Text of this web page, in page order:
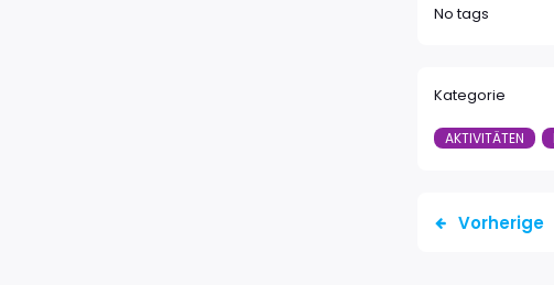
No tags
Kategorie
AKTIVITÄTEN
Vorherige